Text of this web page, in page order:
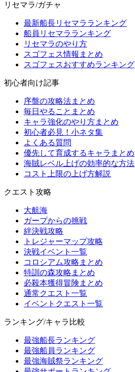
リセマラ/ガチャ
最新船長リセマラランキング
船員リセマラランキング
リセマラのやり方
スゴフェス情報まとめ
スゴフェスおすすめランキング
初心者向け記事
序盤の攻略法まとめ
毎日やることまとめ
キャラ強化のやり方まとめ
初心者必見！小ネタ集
よくある質問
優先して育成するキャラまとめ
海賊レベル上げの効率的な方法
コスト上限の上げ方解説
クエスト攻略
大航海
ガープからの挑戦
絆決戦攻略
トレジャーマップ攻略
決戦イベント一覧
コロシアム攻略まとめ
特訓の森攻略まとめ
必殺本獲得冒険まとめ
通常クエスト一覧
イベントクエスト一覧
ランキング/キャラ比較
最強船長ランキング
最強船員ランキング
最強海賊祭ランキング